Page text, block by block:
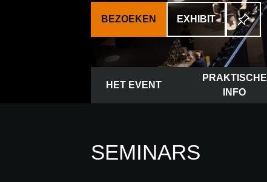
BEZOEKEN EXHIBIT
HET EVENT
PRAKTISCHE
INFO
SEMINARS